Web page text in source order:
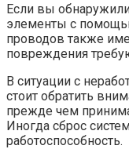
Если вы
элементы с
проводов также
повреждения
В ситуации с
стоит обратить
прежде чем
Иногда сброс
работоспособность.